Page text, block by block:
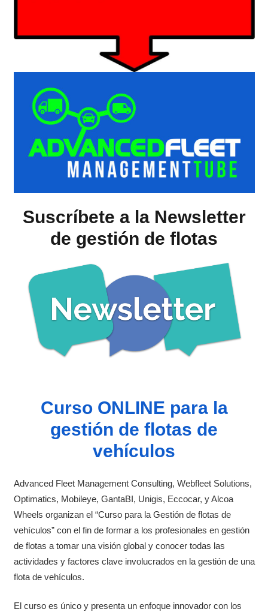
Suscríbete a la Newsletter
de gestión de flotas
Curso ONLINE para la
gestión de flotas de
vehículos
Advanced Fleet Management Consulting, Webfleet Solutions,
Optimatics, Mobileye, GantaBI, Unigis, Eccocar, y Alcoa
Wheels organizan el “Curso para la Gestión de flotas de
vehículos” con el fin de formar a los profesionales en gestión
de flotas a tomar una visión global y conocer todas las
actividades y factores clave involucrados en la gestión de una
flota de vehículos.
El curso es único y presenta un enfoque innovador con los